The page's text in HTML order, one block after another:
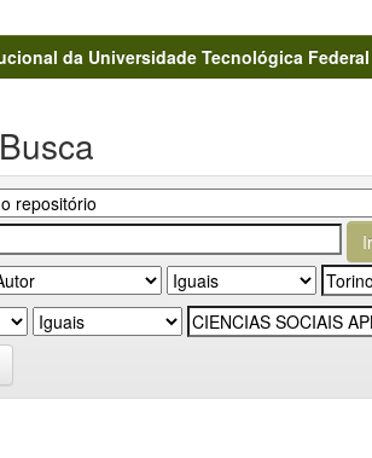
da Universidade Tecnológica Federal